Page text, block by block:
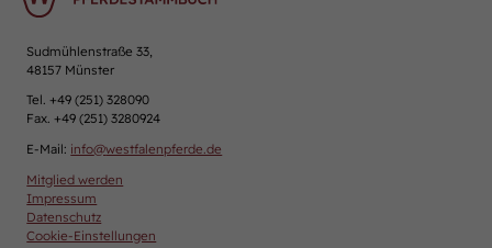
Sudmühlenstraße 33,
48157 Münster
Tel. +49 (251) 328090
Fax. +49 (251) 3280924
E-Mail: info@westfalenpferde.de
Mitglied werden
Impressum
Datenschutz
Cookie-Einstellungen